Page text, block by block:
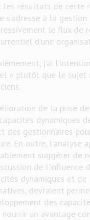
les résultats de cette
s’adresse à la
le flux de
d’une
j’ai
» plutôt que le sujet
de la prise
dynamiques
des gestionnaires
En outre,
suggérer de
de
dynamiques et
devraient
des
nourrir un avantage